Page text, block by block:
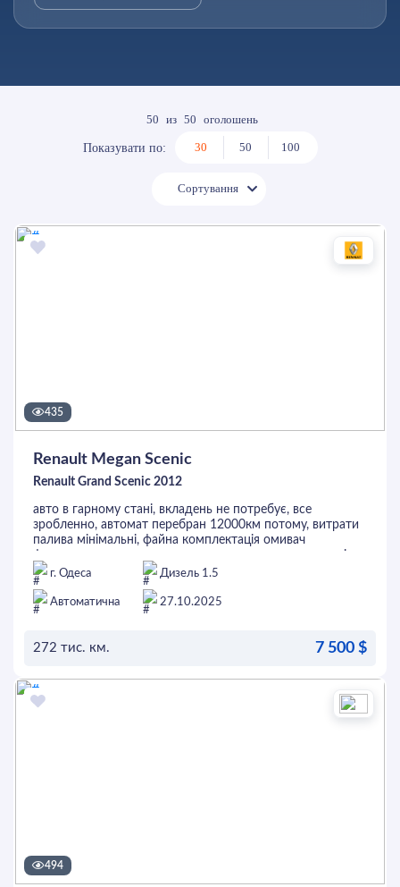
50 из 50 оголошень
Показувати по: 30 50 100
Сортування
435
Renault Megan Scenic
Renault Grand Scenic 2012
авто в гарному стані, вкладень не потребує, все
зробленно, автомат перебран 12000км потому, витрати
палива мінімальні, файна комплектація омивач
фаркоп, шкіряні седіння, третій ряд седінь, все є для
комфортної їзди.
г. Одеса Дизель 1.5
Автоматична 27.10.2025
272 тис. км. 7 500 $
ОСТАВИТЬ ЗАЯВКУ
494